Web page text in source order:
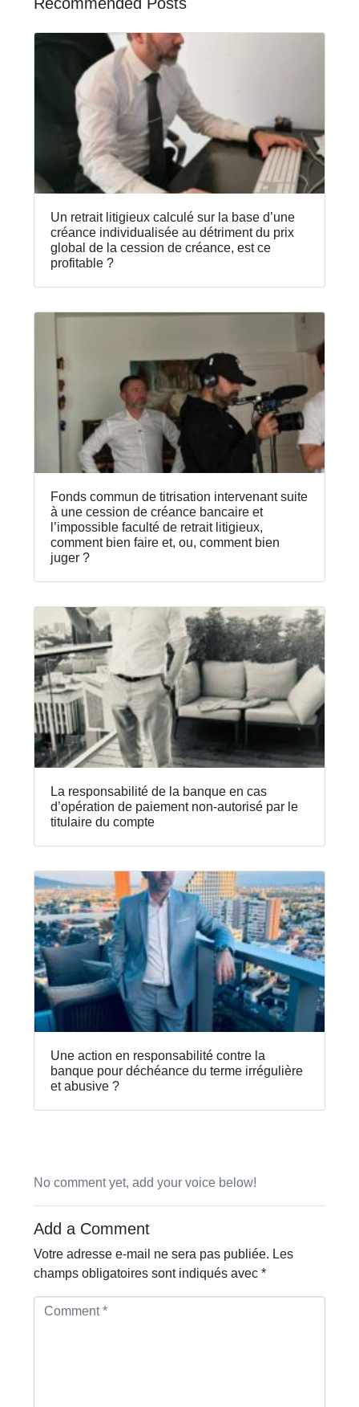
Un retrait litigieux calculé sur la base d’une
créance individualisée au détriment du prix
global de la cession de créance, est ce
profitable ?
Fonds commun de titrisation intervenant suite
à une cession de créance bancaire et
l’impossible faculté de retrait litigieux,
comment bien faire et, ou, comment bien
juger ?
La responsabilité de la banque en cas
d’opération de paiement non-autorisé par le
titulaire du compte
Une action en responsabilité contre la
banque pour déchéance du terme irrégulière
et abusive ?
No comment yet, add your voice below!
Add a Comment
Votre adresse e-mail ne sera pas publiée. Les
champs obligatoires sont indiqués avec*